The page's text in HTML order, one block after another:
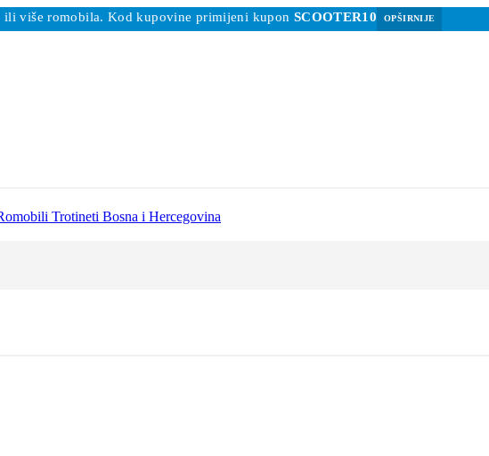
više romobila. Kod kupovine primijeni kupon SCOOTER10 OPŠIRNIJE